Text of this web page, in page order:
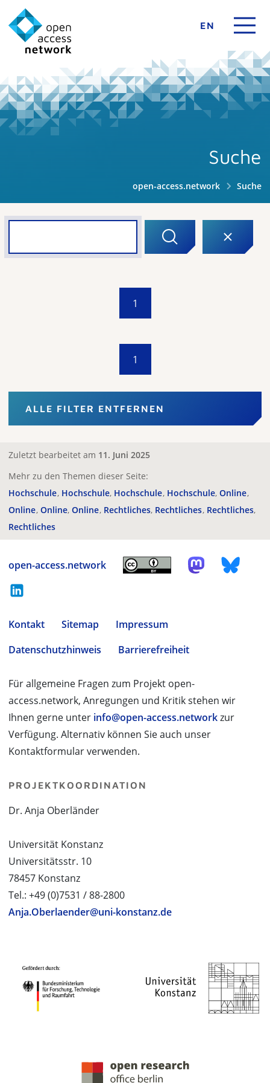
EN
Suche
open-access.network Suche
1
1
ALLE FILTER ENTFERNEN
Zuletzt bearbeitet am 11. Juni 2025
Mehr zu den Themen dieser Seite:
Hochschule Hochschule Hochschule Hochschule Online
Online Online Online Rechtliches Rechtliches Rechtliches
Rechtliches
open-access.network
Kontakt Sitemap
Impressum
Datenschutzhinweis
Barrierefreiheit
Für allgemeine Fragen zum Projekt open-
access.network, Anregungen und Kritik stehen wir
Ihnen gerne unter info@open-access.networkzur
Verfügung. Alternativ können Sie auch unser
Kontaktformular verwenden.
PROJEKTKOORDINATION
Dr. Anja Oberländer
Universität Konstanz
Universitätsstr. 10
78457 Konstanz
Tel.: +49 (0)7531 / 88-2800
Anja.Oberlaender@uni-konstanz.de